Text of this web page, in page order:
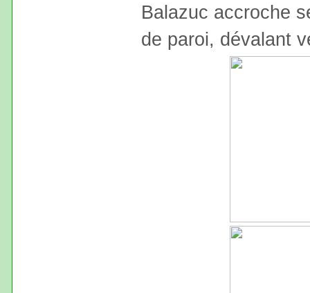
Balazuc accroche
de paroi, dévalant